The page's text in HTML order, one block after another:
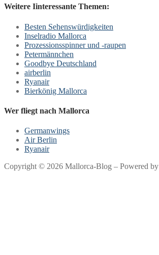
Weitere Iinteressante Themen:
Besten Sehenswürdigkeiten
Inselradio Mallorca
Prozessionsspinner und -raupen
Petermännchen
Goodbye Deutschland
airberlin
Ryanair
Bierkönig Mallorca
Wer fliegt nach Mallorca
Germanwings
Air Berlin
Ryanair
Copyright © 2026 Mallorca-Blog – Powered by